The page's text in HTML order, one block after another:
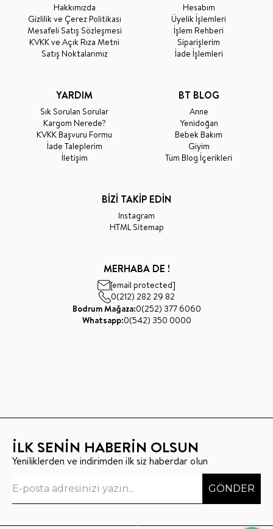
Hakkımızda
Gizlilik ve Çerez Politikası
Mesafeli Satış Sözleşmesi
KVKK ve Açık Rıza Metni
Satış Noktalarımız
Hesabım
Üyelik İşlemleri
İşlem Rehberi
Siparişlerim
İade İşlemleri
YARDIM
Sık Sorulan Sorular
Kargom Nerede?
KVKK Başvuru Formu
İade Taleplerim
İletişim
BT BLOG
Anne
Yenidoğan
Bebek Bakım
Giyim
Tüm Blog İçerikleri
BİZİ TAKİP EDİN
Instagram
HTML Sitemap
MERHABA DE !
[email protected]
0(212) 282 29 82
Bodrum Mağaza:0(252) 377 6060
Whatsapp:0(542) 350 0000
İLK SENİN HABERİN OLSUN
Yeniliklerden ve indirimden ilk siz haberdar olun
GÖNDER